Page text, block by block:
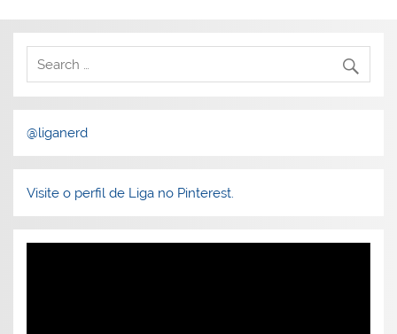
@liganerd
Visite o perfil de Liga no Pinterest.
Tocador